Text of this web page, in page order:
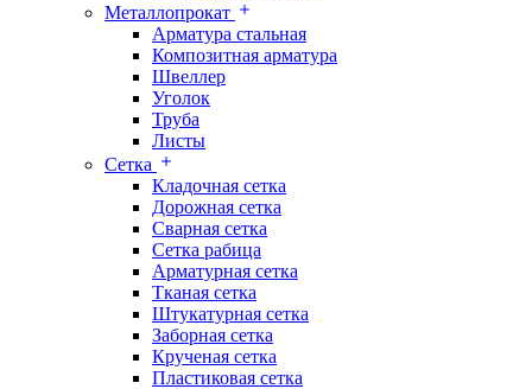
Металлопрокат
Арматура стальная
Композитная арматура
Швеллер
Уголок
Труба
Листы
Сетка
Кладочная сетка
Дорожная сетка
Сварная сетка
Сетка рабица
Арматурная сетка
Тканая сетка
Штукатурная сетка
Заборная сетка
Крученая сетка
Пластиковая сетка